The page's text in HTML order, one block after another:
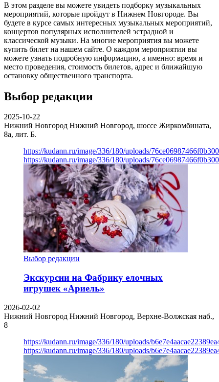
В этом разделе вы можете увидеть подборку музыкальных
мероприятий, которые пройдут в Нижнем Новгороде. Вы
будете в курсе самых интересных музыкальных мероприятий,
концертов популярных исполнителей эстрадной и
классической музыки. На многие мероприятия вы можете
купить билет на нашем сайте. О каждом мероприятии вы
можете узнать подробную информацию, а именно: время и
место проведения, стоимость билетов, адрес и ближайшую
остановку общественного транспорта.
Выбор редакции
2025-10-22
Нижний Новгород Нижний Новгород, шоссе Жиркомбината,
8а, лит. Б.
https://kudann.ru/image/336/180/uploads/
https://kudann.ru/image/336/180/uploads/
Выбор редакции
Экскурсии на Фабрику елочных
игрушек «Ариель»
2026-02-02
Нижний Новгород Нижний Новгород, Верхне-Волжская наб.,
8
https://kudann.ru/image/336/180/uploads/
https://kudann.ru/image/336/180/uploads/